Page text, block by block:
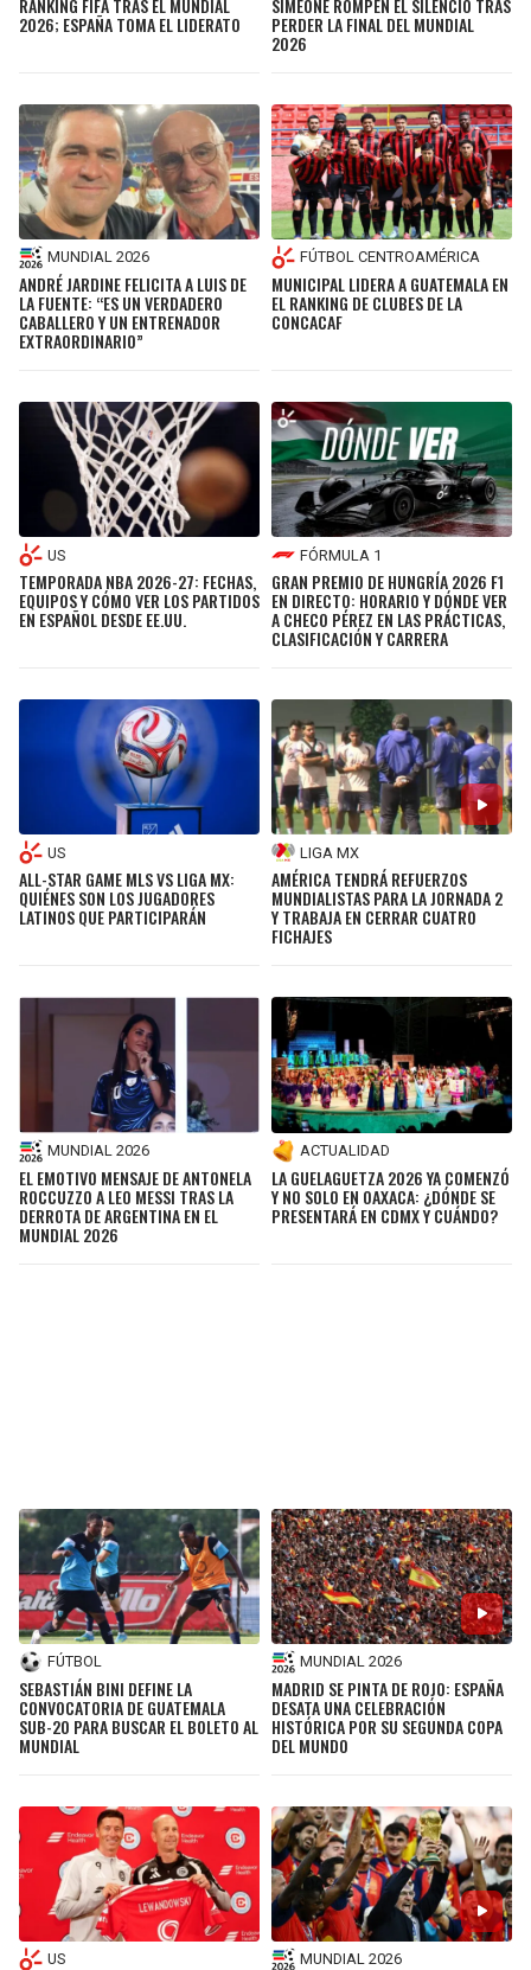
RANKING FIFA TRAS EL MUNDIAL
2026; ESPAÑA TOMA EL LIDERATO
SIMEONE ROMPEN EL SILENCIO TRAS
PERDER LA FINAL DEL MUNDIAL
2026
MUNDIAL 2026
ANDRÉ JARDINE FELICITA A LUIS DE
LA FUENTE: “ES UN VERDADERO
CABALLERO Y UN ENTRENADOR
EXTRAORDINARIO”
FÚTBOL CENTROAMÉRICA
MUNICIPAL LIDERA A GUATEMALA EN
EL RANKING DE CLUBES DE LA
CONCACAF
US
TEMPORADA NBA 2026-27: FECHAS,
EQUIPOS Y CÓMO VER LOS PARTIDOS
EN ESPAÑOL DESDE EE.UU.
FÓRMULA 1
GRAN PREMIO DE HUNGRÍA 2026 F1
EN DIRECTO: HORARIO Y DÓNDE VER
A CHECO PÉREZ EN LAS PRÁCTICAS,
CLASIFICACIÓN Y CARRERA
US
ALL-STAR GAME MLS VS LIGA MX:
QUIÉNES SON LOS JUGADORES
LATINOS QUE PARTICIPARÁN
LIGA MX
AMÉRICA TENDRÁ REFUERZOS
MUNDIALISTAS PARA LA JORNADA 2
Y TRABAJA EN CERRAR CUATRO
FICHAJES
MUNDIAL 2026
EL EMOTIVO MENSAJE DE ANTONELA
ROCCUZZO A LEO MESSI TRAS LA
DERROTA DE ARGENTINA EN EL
MUNDIAL 2026
ACTUALIDAD
LA GUELAGUETZA 2026 YA COMENZÓ
Y NO SOLO EN OAXACA: ¿DÓNDE SE
PRESENTARÁ EN CDMX Y CUÁNDO?
FÚTBOL
SEBASTIÁN BINI DEFINE LA
CONVOCATORIA DE GUATEMALA
SUB-20 PARA BUSCAR EL BOLETO AL
MUNDIAL
MUNDIAL 2026
MADRID SE PINTA DE ROJO: ESPAÑA
DESATA UNA CELEBRACIÓN
HISTÓRICA POR SU SEGUNDA COPA
DEL MUNDO
US MUNDIAL 2026